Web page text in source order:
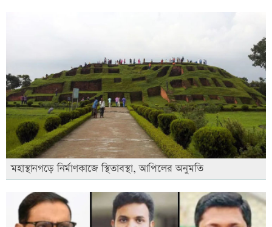
মহাস্থানগড়ে নির্মাণকাজে স্থিতাবস্থা, আপিলের অনুমতি